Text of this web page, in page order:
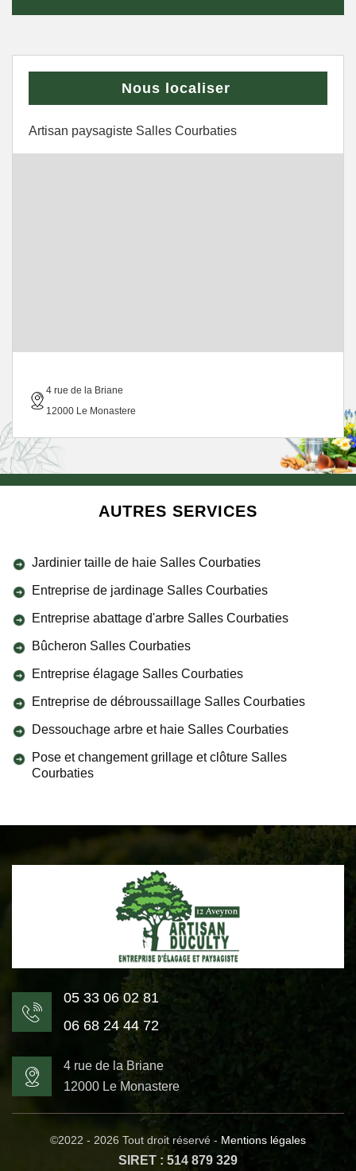
Nous localiser
Artisan paysagiste Salles Courbaties
4 rue de la Briane
12000 Le Monastere
AUTRES SERVICES
Jardinier taille de haie Salles Courbaties
Entreprise de jardinage Salles Courbaties
Entreprise abattage d'arbre Salles Courbaties
Bûcheron Salles Courbaties
Entreprise élagage Salles Courbaties
Entreprise de débroussaillage Salles Courbaties
Dessouchage arbre et haie Salles Courbaties
Pose et changement grillage et clôture Salles
Courbaties
05 33 06 02 81
06 68 24 44 72
4 rue de la Briane
12000 Le Monastere
©2022 - 2026 Tout droit réservé - Mentions légales
SIRET : 514 879 329